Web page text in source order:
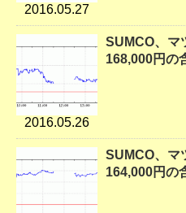
2016.05.27
2016.05.26
SUMCO、マ
168,000円の
SUMCO、マ
164,000円の